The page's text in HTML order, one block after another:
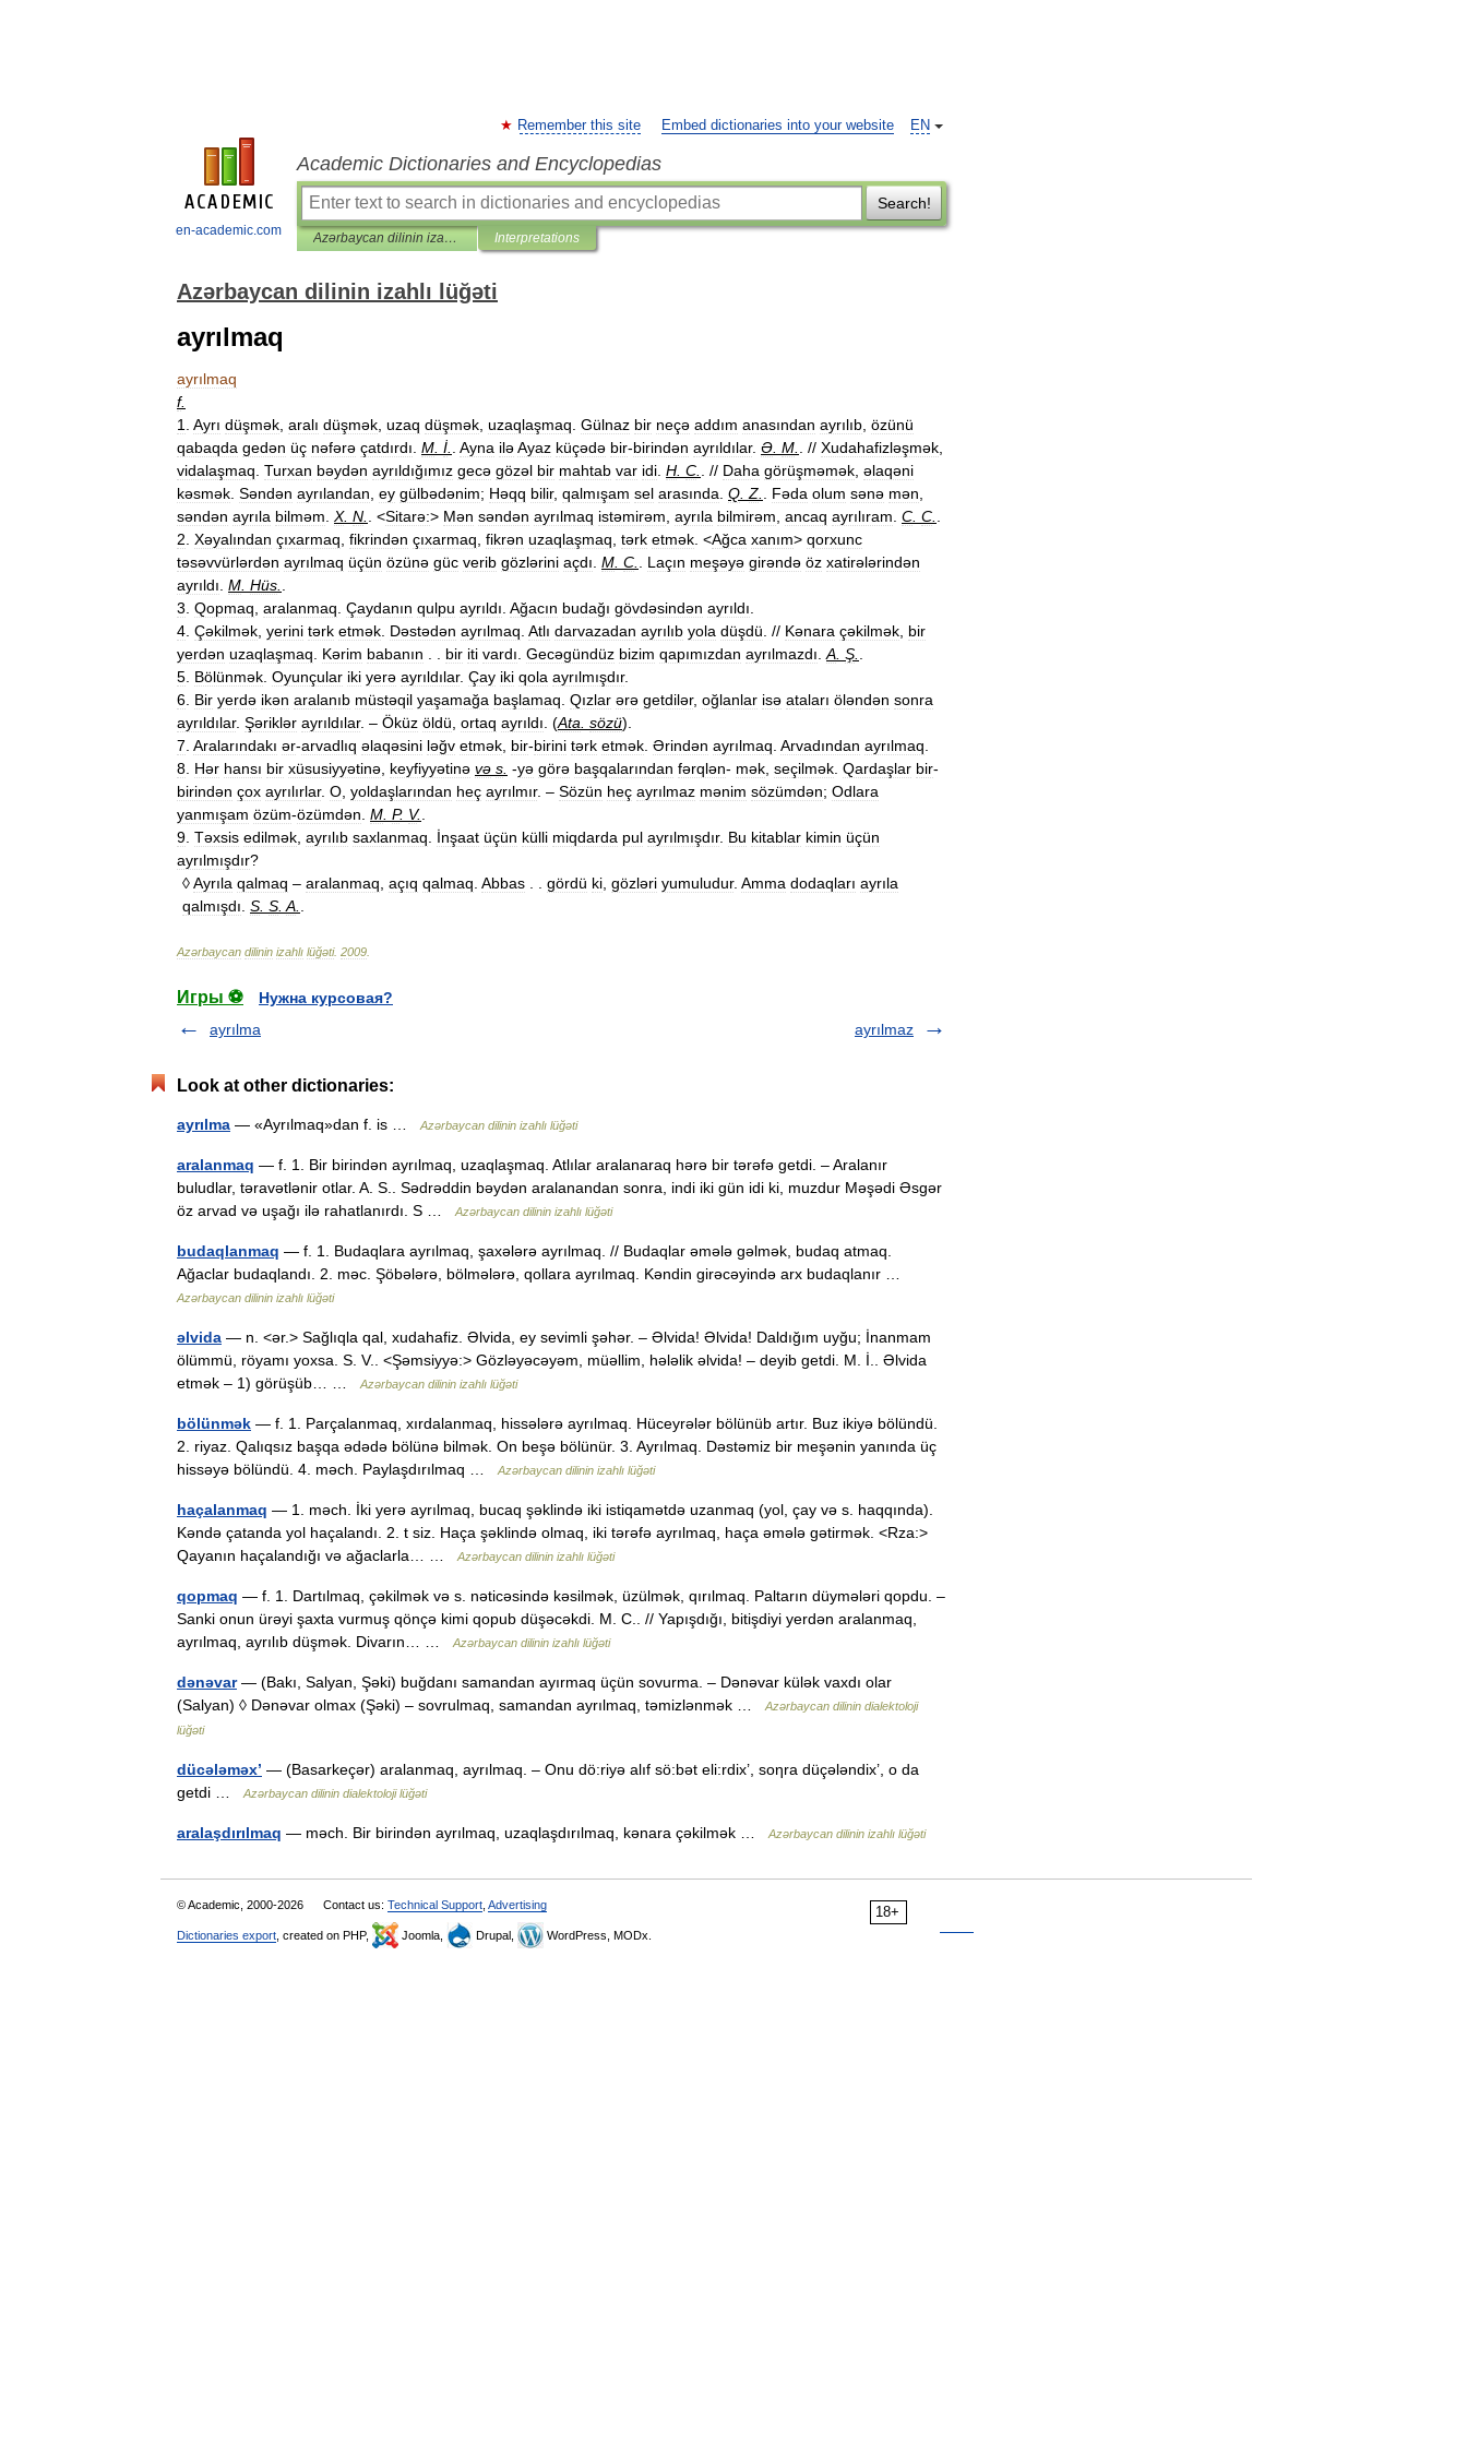
en-academic.com
EN
Remember this site Embed dictionaries into your website
Academic Dictionaries and Encyclopedias
Search!
Azərbaycan dilinin izahlı lüğəti Interpretations
Azərbaycan dilinin izahlı lüğəti
ayrılmaq
ayrılmaq
f.
1
Ayrı düşmək aralı düşmək uzaq düşmək uzaqlaşmaq Gülnaz bir neçə addım anasından ayrılıb özünü
qabaqda gedən üç nəfərə çatdırdı M İ Ayna iləAyaz küçədə bir-birindən ayrıldılar. Ə M . // Xudahafizləşmək
vidalaşmaq Turxan bəydən ayrıldığımız gecə gözəl bir mahtab var idi H C . // Daha görüşməmək əlaqəni
kəsmək Səndən ayrılandan ey gülbədənim; Həqq bilir, qalmışam sel arasında Q Z Fəda olum sənə mən
səndən ayrıla bilməm X. N . <Sitarə:> Mən səndən ayrılmaq istəmirəm ayrıla bilmirəm ancaq ayrılıram C C
2 Xəyalından çıxarmaq fikrindən çıxarmaq fikrən uzaqlaşmaq tərk etmək . <Ağca xanım> qorxunc
təsəvvürlərdən ayrılmaq üçün özünə güc verib gözlərini açdı M C Laçın meşəyə girəndə öz xatirələrindən
ayrıldı M Hüs
3 Qopmaq aralanmaq Çaydanın qulpu ayrıldı Ağacın budağı gövdəsindən ayrıldı
4 Çəkilmək yerini tərk etmək Dəstədən ayrılmaq Atlı darvazadan ayrılıb yola düşdü . // Kənara çəkilmək bir
yerdən uzaqlaşmaq Kərim babanın bir iti vardı Gecəgündüz bizim qapımızdan ayrılmazdı A Ş
5 Bölünmək Oyunçular iki yerə ayrıldılar. Çay iki qola ayrılmışdır.
6 Bir yerdə ikən aralanıb müstəqil yaşamağa başlamaq Qızlar ərə getdilər, oğlanlar isə ataları öləndən sonra
ayrıldılar. Şəriklər ayrıldılar. – Öküz öldü ortaq ayrıldı . (Ata sözü).
7 Aralarındakı ər-arvadlıq əlaqəsini ləğv etmək bir-birini tərk etmək Ərindən ayrılmaq Arvadından ayrılmaq
8 Hər hansı bir xüsusiyyətinə keyfiyyətinə və s -yə görə başqalarından fərqlən- mək seçilmək Qardaşlar bir-
birindən çox ayrılırlar. O yoldaşlarından heç ayrılmır. – Sözün heç ayrılmaz mənim sözümdən; Odlara
yanmışam özüm-özümdən M P. V.
9 Təxsis edilmək ayrılıb saxlanmaq İnşaat üçün külli miqdarda pul ayrılmışdır. Bu kitablar kimin üçün
ayrılmışdır?
◊Ayrıla qalmaq – aralanmaq açıq qalmaq Abbas gördü ki gözləri yumuludur. Amma dodaqları ayrıla
qalmışdı S S A
Azərbaycan dilinin izahlı lüğəti. 2009
Игры ⚽
Нужна курсовая?
ayrılma
ayrılmaz
Look at other dictionaries:
ayrılma — «Ayrılmaq»dan f. is … Azərbaycan dilinin izahlı lüğəti
aralanmaq — f. 1. Bir birindən ayrılmaq, uzaqlaşmaq. Atlılar aralanaraq hərə bir tərəfə getdi. – Aralanır
buludlar, təravətlənir otlar. A. S.. Sədrəddin bəydən aralanandan sonra, indi iki gün idi ki, muzdur Məşədi Əsgər
öz arvad və uşağı ilə rahatlanırdı. S …
Azərbaycan dilinin izahlı lüğəti
budaqlanmaq — f. 1. Budaqlara ayrılmaq, şaxələrə ayrılmaq. // Budaqlar əmələ gəlmək, budaq atmaq.
Ağaclar budaqlandı. 2. məc. Şöbələrə, bölmələrə, qollara ayrılmaq. Kəndin girəcəyində arx budaqlanır …
Azərbaycan dilinin izahlı lüğəti
əlvida — n. <ər.> Sağlıqla qal, xudahafiz. Əlvida, ey sevimli şəhər. – Əlvida! Əlvida! Daldığım uyğu; İnanmam
ölümmü, röyamı yoxsa. S. V.. <Şəmsiyyə:> Gözləyəcəyəm, müəllim, hələlik əlvida! – deyib getdi. M. İ.. Əlvida
etmək – 1) görüşüb… …
Azərbaycan dilinin izahlı lüğəti
bölünmək — f. 1. Parçalanmaq, xırdalanmaq, hissələrə ayrılmaq. Hüceyrələr bölünüb artır. Buz ikiyə bölündü.
2. riyaz. Qalıqsız başqa ədədə bölünə bilmək. On beşə bölünür. 3. Ayrılmaq. Dəstəmiz bir meşənin yanında üç
hissəyə bölündü. 4. məch. Paylaşdırılmaq …
Azərbaycan dilinin izahlı lüğəti
haçalanmaq — 1. məch. İki yerə ayrılmaq, bucaq şəklində iki istiqamətdə uzanmaq (yol, çay və s. haqqında).
Kəndə çatanda yol haçalandı. 2. t siz. Haça şəklində olmaq, iki tərəfə ayrılmaq, haça əmələ gətirmək. <Rza:>
Qayanın haçalandığı və ağaclarla… …
Azərbaycan dilinin izahlı lüğəti
qopmaq — f. 1. Dartılmaq, çəkilmək və s. nəticəsində kəsilmək, üzülmək, qırılmaq. Paltarın düymələri qopdu. –
Sanki onun ürəyi şaxta vurmuş qönçə kimi qopub düşəcəkdi. M. C.. // Yapışdığı, bitişdiyi yerdən aralanmaq,
ayrılmaq, ayrılıb düşmək. Divarın… …
Azərbaycan dilinin izahlı lüğəti
dənəvar— (Bakı, Salyan, Şəki) buğdanı samandan ayırmaq üçün sovurma. – Dənəvar külək vaxdı olar
(Salyan) ◊ Dənəvar olmax (Şəki) – sovrulmaq, samandan ayrılmaq, təmizlənmək …
Azərbaycan dilinin dialektoloji
lüğəti
dücələməx’ — (Basarkeçər) aralanmaq, ayrılmaq. – Onu dö:riyə alıf sö:bət eli:rdix’, soηra düçələndix’, o da
getdi …
Azərbaycan dilinin dialektoloji lüğəti
aralaşdırılmaq — məch. Bir birindən ayrılmaq, uzaqlaşdırılmaq, kənara çəkilmək … Azərbaycan dilinin izahlı lüğəti
18+
© Academic, 2000-2026 Contact us: Technical Support Advertising
Dictionaries export , created on PHP, Joomla, Drupal, WordPress, MODx.